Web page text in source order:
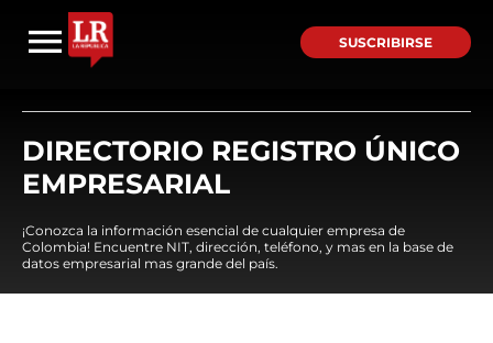
SUSCRIBIRSE
DIRECTORIO REGISTRO ÚNICO
EMPRESARIAL
¡Conozca la información esencial de cualquier empresa de
Colombia! Encuentre NIT, dirección, teléfono, y mas en la base de
datos empresarial mas grande del país.